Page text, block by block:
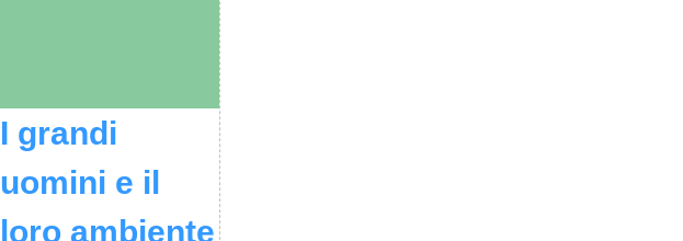
I grandi
uomini e il
loro ambiente